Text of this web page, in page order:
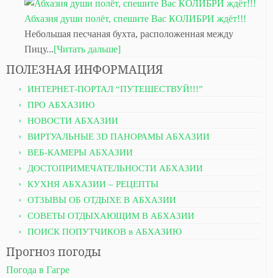
Абхазия души полёт, спешите Вас КОЛИБРИ ждёт!!!
Небольшая песчаная бухта, расположенная между
Пицу...[Читать дальше]
ПОЛЕЗНАЯ ИНФОРМАЦИЯ
ИНТЕРНЕТ-ПОРТАЛ “ПУТЕШЕСТВУЙ!!!”
ПРО АБХАЗИЮ
НОВОСТИ АБХАЗИИ
ВИРТУАЛЬНЫЕ 3D ПАНОРАМЫ АБХАЗИИ
ВЕБ-КАМЕРЫ АБХАЗИИ
ДОСТОПРИМЕЧАТЕЛЬНОСТИ АБХАЗИИ
КУХНЯ АБХАЗИИ – РЕЦЕПТЫ
ОТЗЫВЫ ОБ ОТДЫХЕ В АБХАЗИИ
СОВЕТЫ ОТДЫХАЮЩИМ В АБХАЗИИ
ПОИСК ПОПУТЧИКОВ в АБХАЗИЮ
Прогноз погоды
Погода в Гагре